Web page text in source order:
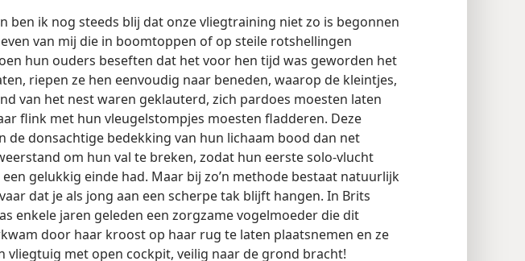
ben ik nog steeds blij dat onze vliegtraining niet zo is begonnen
van mij die in boomtoppen of op steile rotshellingen
hun ouders beseften dat het voor hen tijd was geworden het
riepen ze hen eenvoudig naar beneden, waarop de kleintjes,
van het nest waren geklauterd, zich pardoes moesten laten
flink met hun vleugelstompjes moesten fladderen. Deze
de donsachtige bedekking van hun lichaam bood dan net
om hun val te breken, zodat hun eerste solo-vlucht
gelukkig einde had. Maar bij zo’n methode bestaat natuurlijk
dat je als jong aan een scherpe tak blijft hangen. In Brits
enkele jaren geleden een zorgzame vogelmoeder die dit
door haar kroost op haar rug te laten plaatsnemen en ze
vliegtuig met open cockpit, veilig naar de grond bracht!